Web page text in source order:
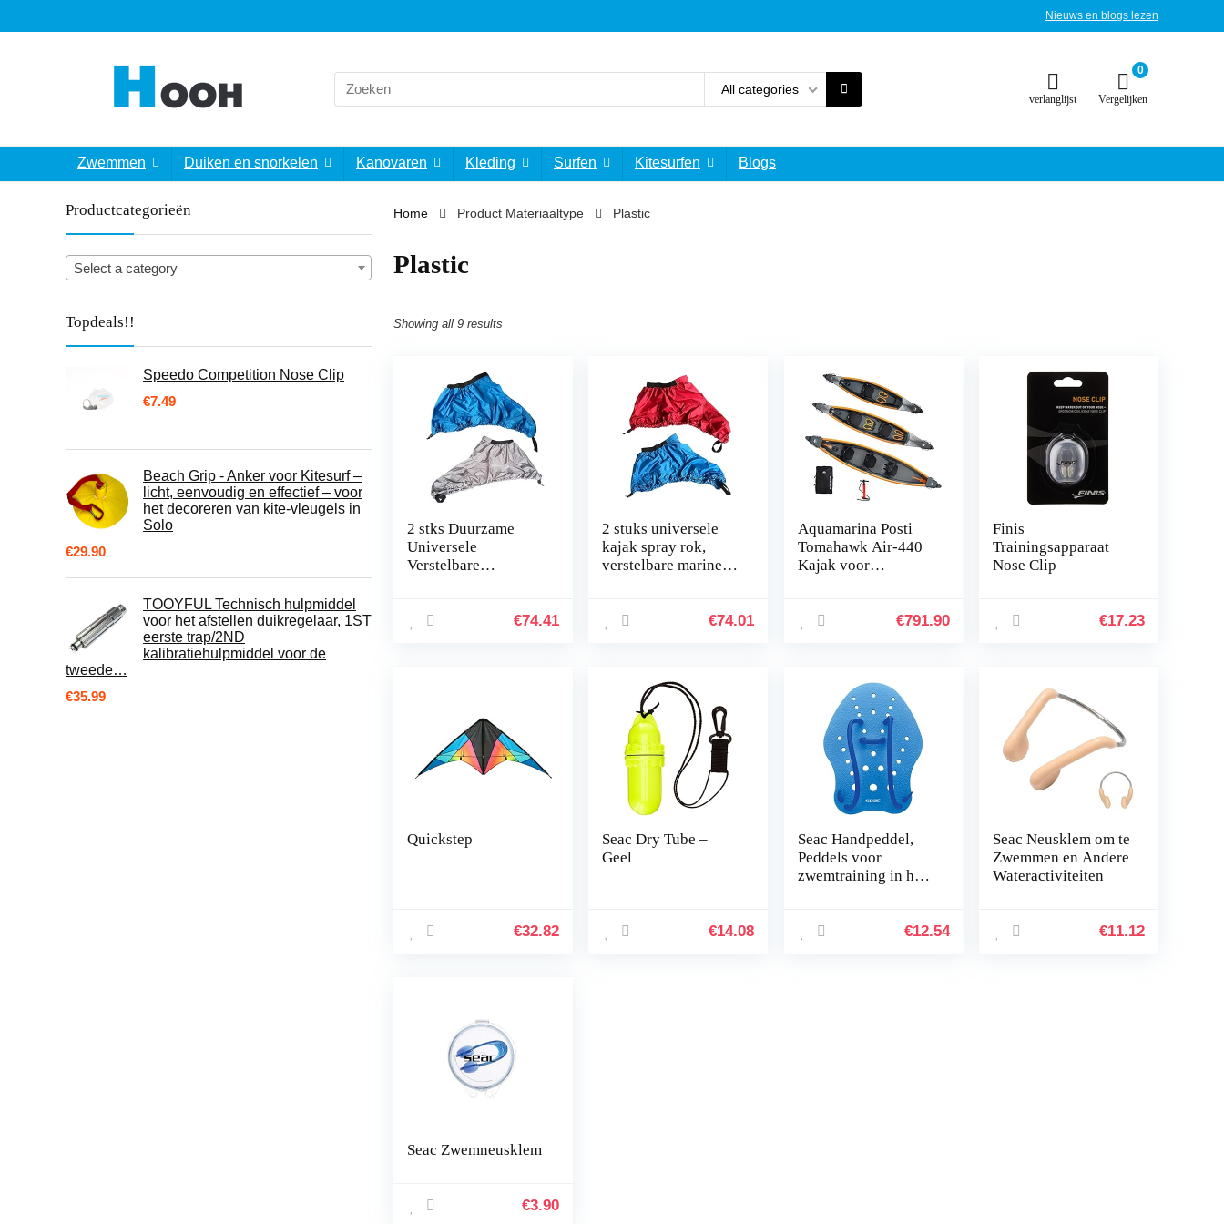
Nieuws en blogs lezen
Search
for:
All categories
verlanglijst
0
Vergelijken
Zwemmen Duiken en snorkelen Kanovaren Kleding Surfen Kitesurfen Blogs
Productcategorieën
Select a category
Topdeals!!
Speedo Competition Nose Clip
€7.49
Beach Grip - Anker voor Kitesurf –
licht, eenvoudig en effectief – voor
het decoreren van kite-vleugels in
Solo
€29.90
TOOYFUL Technisch hulpmiddel
voor het afstellen duikregelaar, 1ST
eerste trap/2ND
kalibratiehulpmiddel voor de
tweede…
€35.99
Home Product Materiaaltype ‎Plastic
‎Plastic
Showing all 9 results
2 stks Duurzame
Universele
Verstelbare
Cockpit Spray Rok
€74.41
2 stuks universele
kajak spray rok,
verstelbare marine
vervanging,
€74.01
Aquamarina Posti
Tomahawk Air-440
Kajak voor
zwart/oranje, effen
€791.90
Finis
Trainingsapparaat
Nose Clip
€17.23
Quickstep
€32.82
Seac Dry Tube –
Geel
€14.08
Seac Handpeddel,
Peddels voor
zwemtraining in het
€12.54
Seac Neusklem om te
Zwemmen en Andere
Wateractiviteiten
€11.12
Seac Zwemneusklem
€3.90